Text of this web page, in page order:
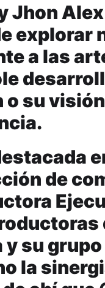
Jhon
explorar
a las
su
de
y su
la